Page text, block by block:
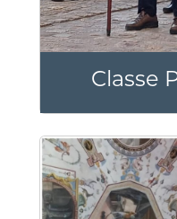
Classe